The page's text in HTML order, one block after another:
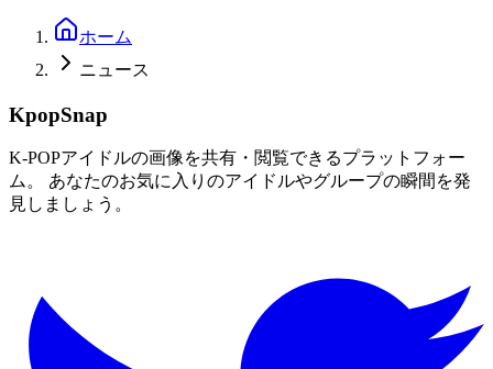
ホーム
ニュース
KpopSnap
K-POPアイドルの画像を共有・閲覧できるプラットフォー
ム。 あなたのお気に入りのアイドルやグループの瞬間を発
見しましょう。